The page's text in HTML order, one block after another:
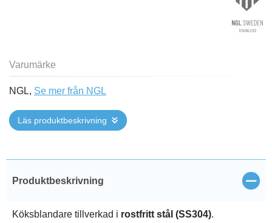
Varumärke
NGL, Se mer från NGL
Läs produktbeskrivning
Produktbeskrivning Stäng
Köksblandare tillverkad i rostfritt stål (SS304).